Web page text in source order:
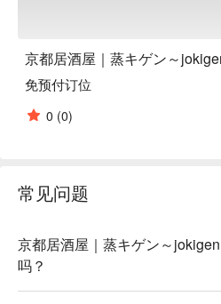
海鲜控的天堂。
超值人气饮品：如果你想小酌一
圆，柠檬沙瓦和Highball更只要
完全可以轻松畅饮，为旅程划下
真实好评！许多来过的客人都对他
到的就是「烧卖的CP值高到吓人
只食物好吃，价格更是让人惊喜连
开开心心，心满意足地离开。来京
京都居酒屋｜蒸キゲン～
免预付订位
0 (0)
常见问题
京都居酒屋｜蒸キゲン～
吗？